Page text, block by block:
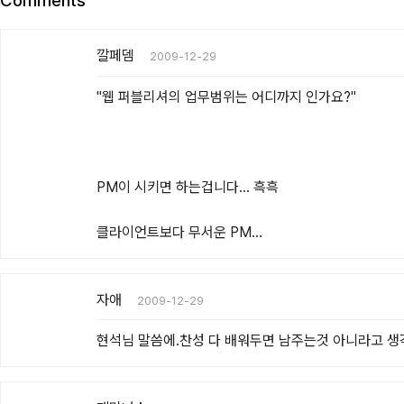
깔페뎀 2009-12-29
"웹 퍼블리셔의 업무범위는 어디까지 인가요?"
PM이 시키면 하는겁니다... 흑흑
클라이언트보다 무서운 PM...
자애 2009-12-29
현석님 말씀에.찬성 다 배워두면 남주는것 아니라고 생